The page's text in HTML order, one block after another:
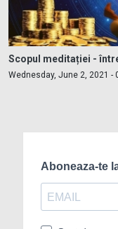
Scopul meditației -
Wednesday, June 2, 2021 -